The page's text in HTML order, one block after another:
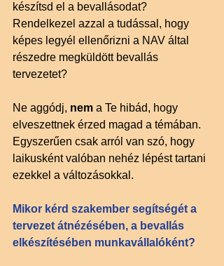
készítsd el a bevallásodat?
Rendelkezel azzal a tudással, hogy
képes legyél ellenőrizni a NAV által
részedre megküldött bevallás
tervezetet?
Ne aggódj, nem a Te hibád, hogy
elveszettnek érzed magad a témában.
Egyszerűen csak arról van szó, hogy
laikusként valóban nehéz lépést tartani
ezekkel a változásokkal.
Mikor kérd szakember segítségét a
tervezet átnézésében, a bevallás
elkészítésében munkavállalóként?